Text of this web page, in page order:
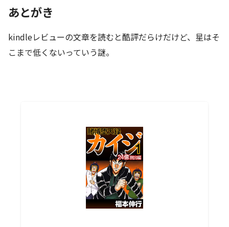
あとがき
kindleレビューの文章を読むと酷評だらけだけど、星はそ
こまで低くないっていう謎。